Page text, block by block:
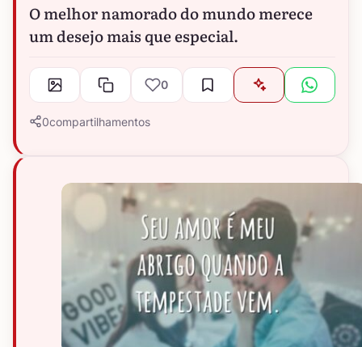
O melhor namorado do mundo merece
um desejo mais que especial.
0
0compartilhamentos